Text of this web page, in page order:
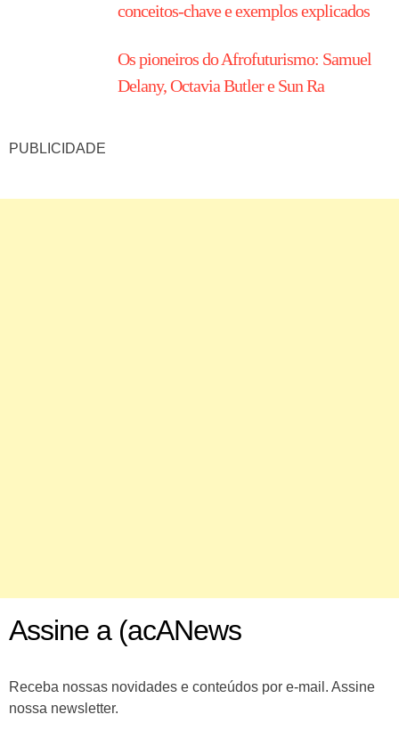
conceitos-chave e exemplos explicados
Os pioneiros do Afrofuturismo: Samuel
Delany, Octavia Butler e Sun Ra
PUBLICIDADE
Assine a (acANews
Receba nossas novidades e conteúdos por e-mail. Assine
nossa newsletter.